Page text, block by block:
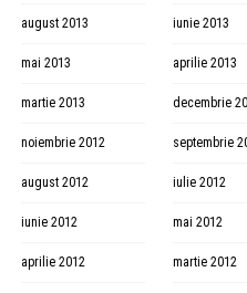
august 2013 iunie 2013
mai 2013 aprilie 2013
martie 2013 decembrie
noiembrie 2012 septembrie
august 2012 iulie 2012
iunie 2012 mai 2012
aprilie 2012 martie 2012